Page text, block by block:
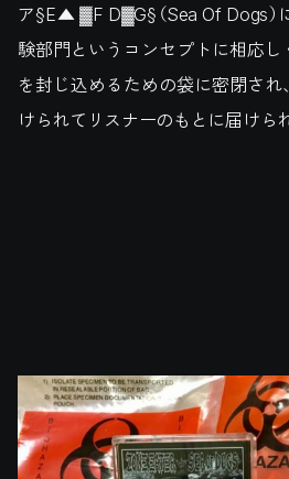
ア§E▲ ▓F D▓G§（Sea Of Dogs
験部門というコンセプトに相応
を封じ込めるための袋に密閉さ
けられてリスナーのもとに届けら